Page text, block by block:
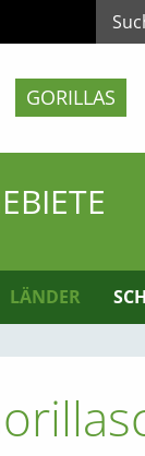
GORILLAS
LÄNDER